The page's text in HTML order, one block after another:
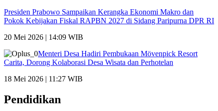
Presiden Prabowo Sampaikan Kerangka Ekonomi Makro dan
Pokok Kebijakan Fiskal RAPBN 2027 di Sidang Paripurna DPR RI
20 Mei 2026 | 14:09 WIB
Menteri Desa Hadiri Pembukaan Mövenpick Resort
Carita, Dorong Kolaborasi Desa Wisata dan Perhotelan
18 Mei 2026 | 11:27 WIB
Pendidikan